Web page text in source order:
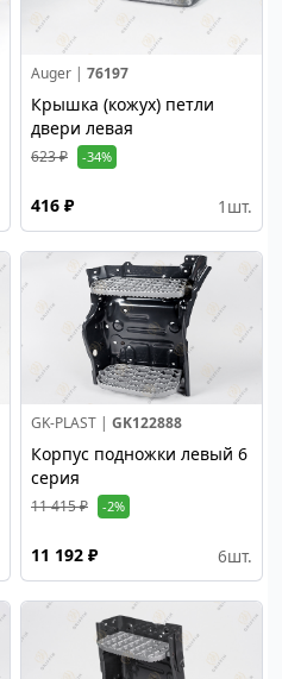
Auger | 76197
Крышка (кожух) петли
двери левая
623 ₽ -34%
416 ₽ 1 шт.
GK-PLAST | GK122888
Корпус подножки левый 6
серия
11 415 ₽ -2%
11 192 ₽ 6шт.